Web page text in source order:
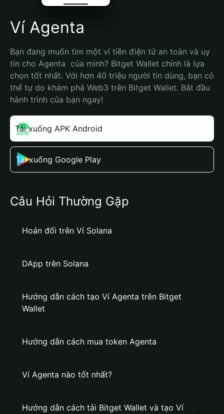
Ví Agenta
Bạn đang muốn tìm một ví tiền điện tử an toàn và uy
tín cho Agenta  của mình? Bitget Wallet chính là lựa
chọn tốt nhất. Với hơn 40 triệu người tin dùng, bạn có
thể tự do khám phá Web3 trên Bitget Wallet. Bắt đầu
hành trình của bạn ngay!
Tải xuống APK Android
Tải xuống Google Play
Câu Hỏi Thường Gặp
Hoán đổi trên Ví Solana
DApp trên Solana
Hướng dẫn cách tạo Ví Agenta trên Bitget
Wallet
Hướng dẫn cách mua token Agenta
Ví Agenta nào tốt nhất?
Hướng dẫn cách tải Bitget Wallet và tạo Ví